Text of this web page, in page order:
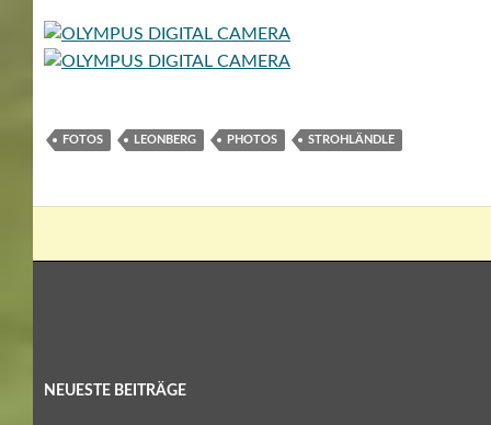
FOTOS LEONBERG PHOTOS STROHLÄNDLE
NEUESTE BEITRÄGE